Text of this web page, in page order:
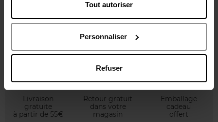
Tout autoriser
Personnaliser
Refuser
Livraison
gratuite
à partir de 55€
Retour gratuit
dans votre
magasin
Emballage
cadeau
offert